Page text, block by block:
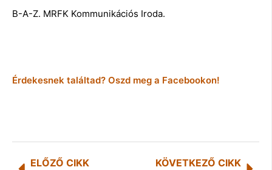
B-A-Z. MRFK Kommunikációs Iroda.
Érdekesnek találtad? Oszd meg a Facebookon!
ELŐZŐ CIKK KÖVETKEZŐ CIKK